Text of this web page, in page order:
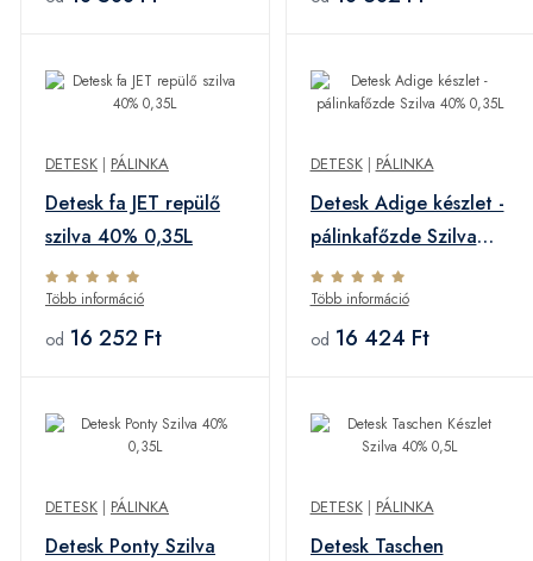
DETESK | PÁLINKA
Detesk fa JET repülő
szilva 40% 0,35L
Több információ
od 16 252 Ft
DETESK| PÁLINKA
Detesk Adige készlet -
pálinkafőzde Szilva
40% 0,35L
Több információ
od 16 424 Ft
DETESK | PÁLINKA
Detesk Ponty Szilva
DETESK| PÁLINKA
Detesk Taschen